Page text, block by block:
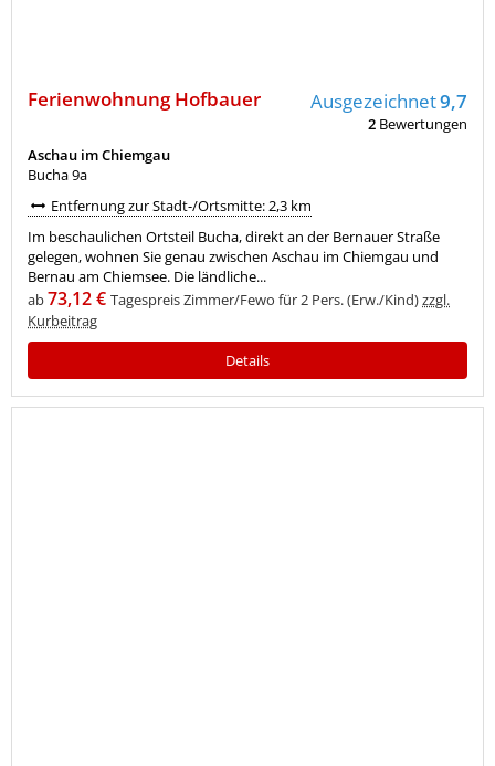
Ferienwohnung Hofbauer Ausgezeichnet9,7
2 Bewertungen
Aschau im Chiemgau
Bucha 9a
Entfernung zur Stadt-/Ortsmitte: 2,3 km
Im beschaulichen Ortsteil Bucha, direkt an der Bernauer Straße
gelegen, wohnen Sie genau zwischen Aschau im Chiemgau und
Bernau am Chiemsee. Die ländliche...
ab73,12 € Tagespreis Zimmer/Fewo für 2 Pers. (Erw./Kind)zzgl.
Kurbeitrag
Details